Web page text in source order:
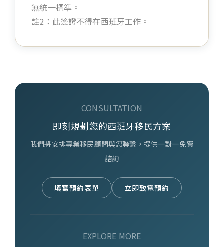
無統一標準。
註2：此簽證不得在西班牙工作。
CONSULTATION
即刻規劃您的西班牙移民方案
我們將安排專業移民顧問與您聯繫，提供一對一免費
諮詢
填寫預約表單 立即致電預約
EXPLORE MORE